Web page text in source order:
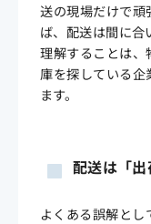
送の現場だけで頑
ば、配送は間に合
理解することは、
庫を探している企
ます。
配送は「
よくある誤解とし